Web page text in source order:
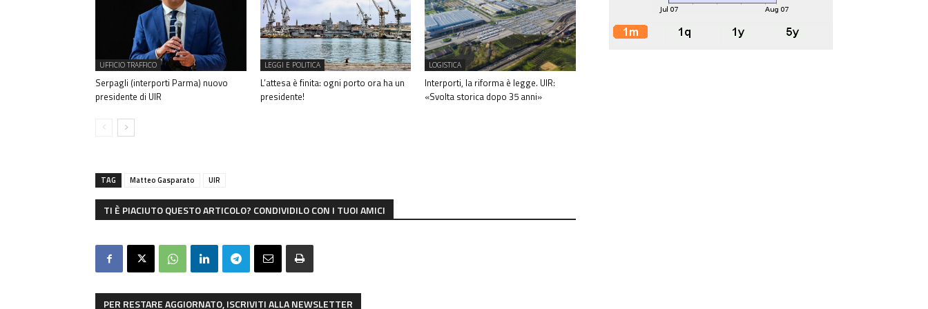
UFFICIO TRAFFICO
Serpagli (interporti Parma) nuovo
presidente di UIR
LEGGI E POLITICA
L’attesa è finita: ogni porto ora ha un
presidente!
LOGISTICA
Interporti, la riforma è legge. UIR:
«Svolta storica dopo 35 anni»
TAG Matteo Gasparato UIR
TI È PIACIUTO QUESTO ARTICOLO? CONDIVIDILO CON I TUOI AMICI
PER RESTARE AGGIORNATO, ISCRIVITI ALLA NEWSLETTER